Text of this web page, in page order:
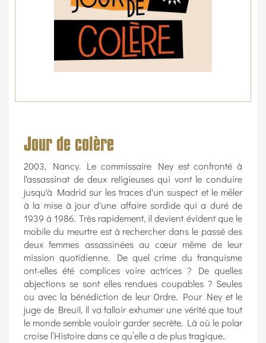
Jour de colère
2003, Nancy. Le commissaire Ney est confronté à
l'assassinat de deux religieuses qui vont le conduire
jusqu'à Madrid sur les traces d'un suspect et le mêler
à la mise à jour d'une affaire sordide qui a duré de
1939 à 1986. Très rapidement, il devient évident que le
mobile du meurtre est à rechercher dans le passé des
deux femmes assassinées au cœur même de leur
mission quotidienne. De quel crime du franquisme
ont-elles été complices voire actrices ? De quelles
abjections se sont elles rendues coupables ? Seules
ou avec la bénédiction de leur Ordre. Pour Ney et le
juge de Breuil, ll va falloir exhumer une vérité que tout
le monde semble vouloir garder secrète. Là où le polar
croise l’Histoire dans ce qu’elle a de plus tragique..